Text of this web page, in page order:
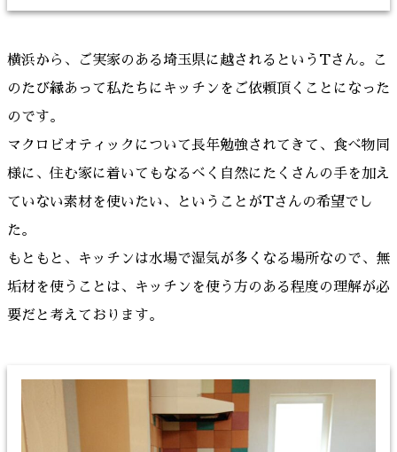
横浜から、ご実家のある埼玉県に越されるというTさん。こ
のたび縁あって私たちにキッチンをご依頼頂くことになった
のです。
マクロビオティックについて長年勉強されてきて、食べ物同
様に、住む家に着いてもなるべく自然にたくさんの手を加え
ていない素材を使いたい、ということがTさんの希望でし
た。
もともと、キッチンは水場で湿気が多くなる場所なので、無
垢材を使うことは、キッチンを使う方のある程度の理解が必
要だと考えております。